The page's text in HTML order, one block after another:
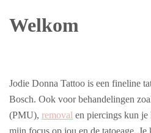
Welkom
Jodie Donna Tattoo is een fineline
Bosch. Ook voor behandelingen
(PMU), removal en piercings kun je
mijn focus op jou en de tatoeage.